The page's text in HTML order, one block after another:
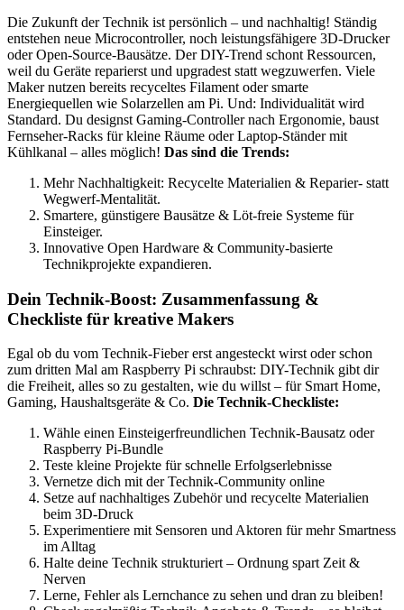
Die Zukunft der Technik ist persönlich – und nachhaltig! Ständig
entstehen neue Microcontroller, noch leistungsfähigere 3D-Drucker
oder Open-Source-Bausätze. Der DIY-Trend schont Ressourcen,
weil du Geräte reparierst und upgradest statt wegzuwerfen. Viele
Maker nutzen bereits recyceltes Filament oder smarte
Energiequellen wie Solarzellen am Pi. Und: Individualität wird
Standard. Du designst Gaming-Controller nach Ergonomie, baust
Fernseher-Racks für kleine Räume oder Laptop-Ständer mit
Kühlkanal – alles möglich! Das sind die Trends:
Mehr Nachhaltigkeit: Recycelte Materialien & Reparier- statt
Wegwerf-Mentalität.
Smartere, günstigere Bausätze & Löt-freie Systeme für
Einsteiger.
Innovative Open Hardware & Community-basierte
Technikprojekte expandieren.
Dein Technik-Boost: Zusammenfassung &
Checkliste für kreative Makers
Egal ob du vom Technik-Fieber erst angesteckt wirst oder schon
zum dritten Mal am Raspberry Pi schraubst: DIY-Technik gibt dir
die Freiheit, alles so zu gestalten, wie du willst – für Smart Home,
Gaming, Haushaltsgeräte & Co. Die Technik-Checkliste:
Wähle einen Einsteigerfreundlichen Technik-Bausatz oder
Raspberry Pi-Bundle
Teste kleine Projekte für schnelle Erfolgserlebnisse
Vernetze dich mit der Technik-Community online
Setze auf nachhaltiges Zubehör und recycelte Materialien
beim 3D-Druck
Experimentiere mit Sensoren und Aktoren für mehr Smartness
im Alltag
Halte deine Technik strukturiert – Ordnung spart Zeit &
Nerven
Lerne, Fehler als Lernchance zu sehen und dran zu bleiben!